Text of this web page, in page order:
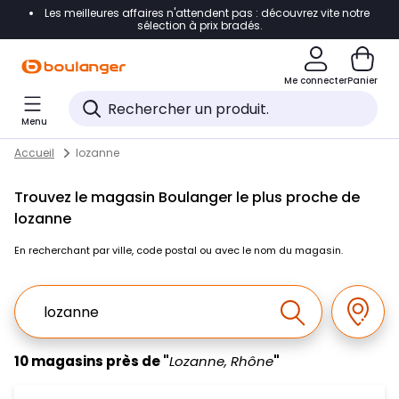
Accéder directement à la navigation
Accéder directement au pied de page
Accéder directement au chatbot
Les meilleures affaires n'attendent pas : découvrez vite notre
sélection à prix bradés.
Me connecterPanier
Menu
Skip to content
Return to Nav
Accueil lozanne
Trouvez le magasin Boulanger le plus proche de
lozanne
En recherchant par ville, code postal ou avec le nom du magasin.
Ville, Region, Code postal ou Ville & Pays
Effectuer la
10 magasins près de "Lozanne, Rhône"